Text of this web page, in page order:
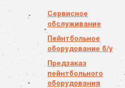
Сервисное
обслуживание
Пейнтбольное
оборудование б/у
Предзаказ
пейнтбольного
оборудования